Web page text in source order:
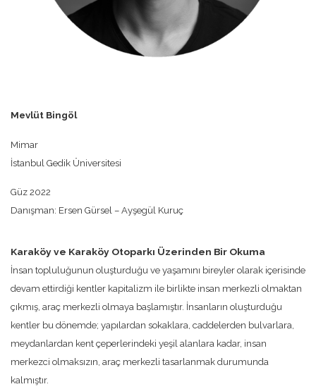
Mevlüt Bingöl
Mimar
İstanbul Gedik Üniversitesi
Güz 2022
Danışman: Ersen Gürsel – Ayşegül Kuruç
Karaköy ve Karaköy Otoparkı Üzerinden Bir Okuma
İnsan topluluğunun oluşturduğu ve yaşamını bireyler olarak içerisinde
devam ettirdiği kentler kapitalizm ile birlikte insan merkezli olmaktan
çıkmış, araç merkezli olmaya başlamıştır. İnsanların oluşturduğu
kentler bu dönemde; yapılardan sokaklara, caddelerden bulvarlara,
meydanlardan kent çeperlerindeki yeşil alanlara kadar, insan
merkezci olmaksızın, araç merkezli tasarlanmak durumunda
kalmıştır.